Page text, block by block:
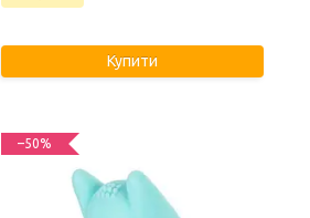
Купити
–50%